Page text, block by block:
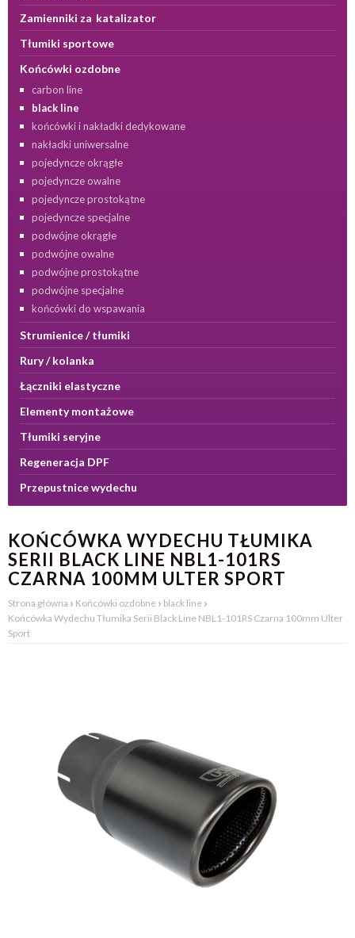
Zamienniki za katalizator
Tłumiki sportowe
Końcówki ozdobne
carbon line
black line
końcówki i nakładki dedykowane
nakładki uniwersalne
pojedyncze okrągłe
pojedyncze owalne
pojedyncze prostokątne
pojedyncze specjalne
podwójne okrągłe
podwójne owalne
podwójne prostokątne
podwójne specjalne
końcówki do wspawania
Strumienice / tłumiki
Rury / kolanka
Łączniki elastyczne
Elementy montażowe
Tłumiki seryjne
Regeneracja DPF
Przepustnice wydechu
KOŃCÓWKA WYDECHU TŁUMIKA
SERII BLACK LINE NBL1-101RS
CZARNA 100MM ULTER SPORT
Strona główna › Końcówki ozdobne › black line ›
Końcówka Wydechu Tłumika Serii Black Line NBL1-101RS Czarna 100mm Ulter
Sport